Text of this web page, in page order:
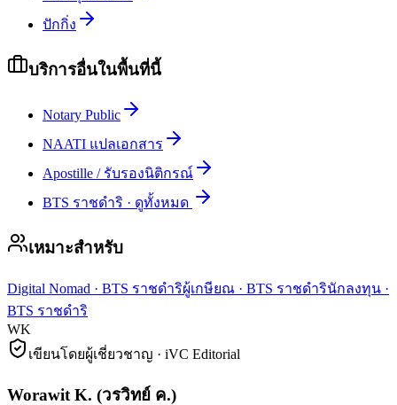
ปักกิ่ง
บริการอื่นในพื้นที่นี้
Notary Public
NAATI แปลเอกสาร
Apostille / รับรองนิติกรณ์
BTS ราชดำริ · ดูทั้งหมด
เหมาะสำหรับ
Digital Nomad · BTS ราชดำริผู้เกษียณ · BTS ราชดำรินักลงทุน ·
BTS ราชดำริ
WK
เขียนโดยผู้เชี่ยวชาญ · iVC Editorial
Worawit K. (วรวิทย์ ค.)